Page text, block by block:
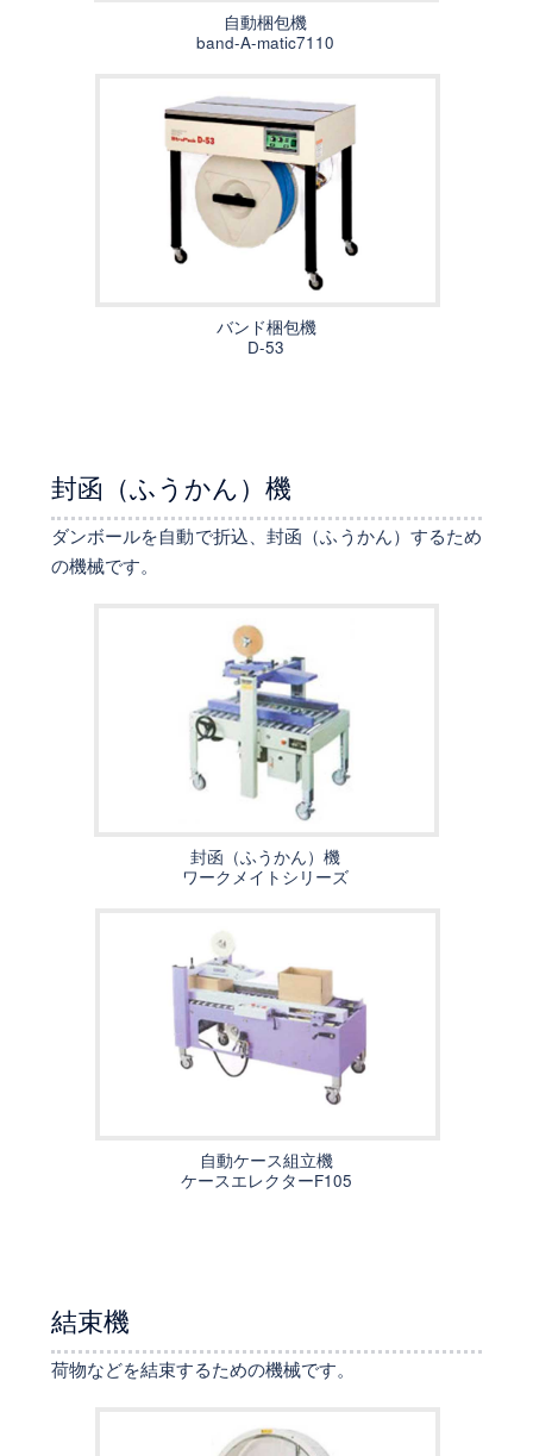
自動梱包機
band-A-matic7110
バンド梱包機
D-53
封函（ふうかん）機
ダンボールを自動で折込、封函（ふうかん）するため
の機械です。
封函（ふうかん）機
ワークメイトシリーズ
自動ケース組立機
ケースエレクターF105
結束機
荷物などを結束するための機械です。